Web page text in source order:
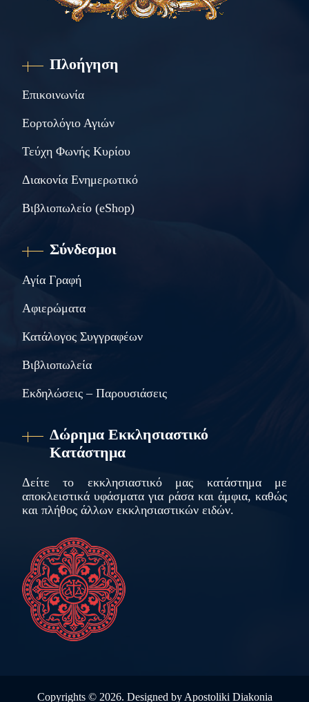
Πλοήγηση
Επικοινωνία
Εορτολόγιο Αγιών
Τεύχη Φωνής Κυρίου
Διακονία Ενημερωτικό
Βιβλιοπωλείο (eShop)
Σύνδεσμοι
Αγία Γραφή
Αφιερώματα
Κατάλογος Συγγραφέων
Βιβλιοπωλεία
Εκδηλώσεις – Παρουσιάσεις
Δώρημα Εκκλησιαστικό
Κατάστημα
Δείτε το εκκλησιαστικό μας κατάστημα με
αποκλειστικά υφάσματα για ράσα και άμφια, καθώς
και πλήθος άλλων εκκλησιαστικών ειδών.
Copyrights © 2026. Designed by Apostoliki Diakonia